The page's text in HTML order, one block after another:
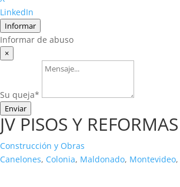
LinkedIn
Informar
Informar de abuso
×
Su queja*
Enviar
JV PISOS Y REFORMAS
Construcción y Obras
Canelones, Colonia, Maldonado, Montevideo,